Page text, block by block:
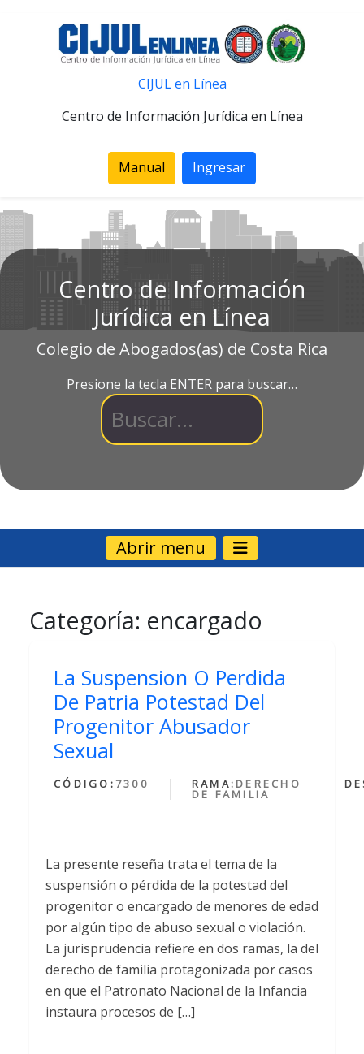
CIJUL en Línea
Centro de Información Jurídica en Línea
Manual Ingresar
Centro de Información
Jurídica en Línea
Colegio de Abogados(as) de Costa Rica
Presione la tecla ENTER para buscar…
Abrir menu
Categoría: encargado
La Suspension O Perdida
De Patria Potestad Del
Progenitor Abusador
Sexual
CÓDIGO: 7300 RAMA: DERECHO
DE FAMILIA
La presente reseña trata el tema de la
suspensión o pérdida de la potestad del
progenitor o encargado de menores de edad
por algún tipo de abuso sexual o violación.
La jurisprudencia refiere en dos ramas, la del
derecho de familia protagonizada por casos
en que el Patronato Nacional de la Infancia
instaura procesos de […]